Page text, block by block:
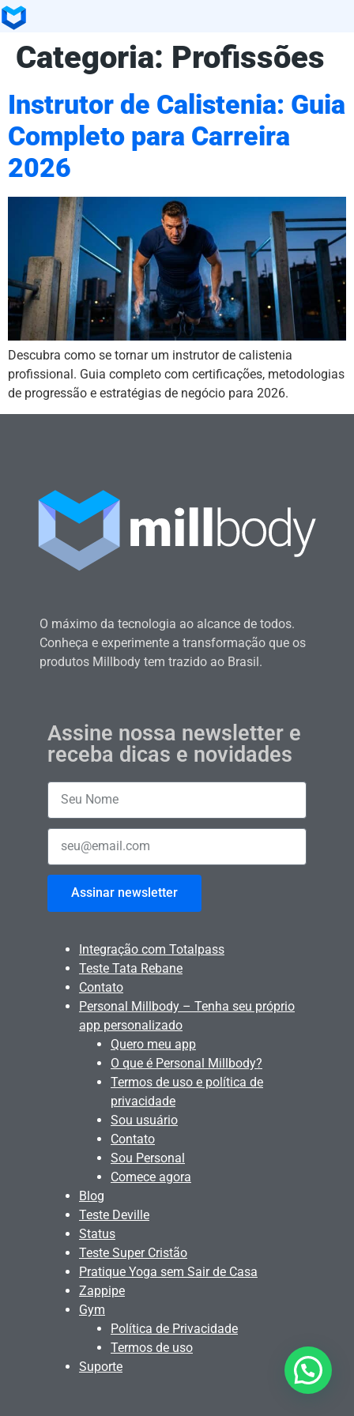
Categoria: Profissões
Instrutor de Calistenia: Guia
Completo para Carreira
2026
Descubra como se tornar um instrutor de calistenia
profissional. Guia completo com certificações, metodologias
de progressão e estratégias de negócio para 2026.
O máximo da tecnologia ao alcance de todos.
Conheça e experimente a transformação que os
produtos Millbody tem trazido ao Brasil.
Assine nossa newsletter e
receba dicas e novidades
Assinar newsletter
Integração com Totalpass
Teste Tata Rebane
Contato
Personal Millbody – Tenha seu próprio
app personalizado
Quero meu app
O que é Personal Millbody?
Termos de uso e política de
privacidade
Sou usuário
Contato
Sou Personal
Comece agora
Blog
Teste Deville
Status
Teste Super Cristão
Pratique Yoga sem Sair de Casa
Zappipe
Gym
Política de Privacidade
Termos de uso
Suporte